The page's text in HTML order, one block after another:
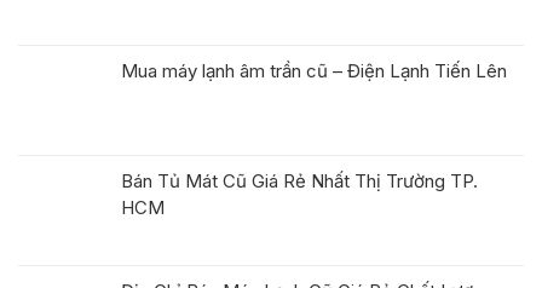
Mua máy lạnh âm trần cũ – Điện Lạnh Tiến Lên
Bán Tủ Mát Cũ Giá Rẻ Nhất Thị Trường TP.
HCM